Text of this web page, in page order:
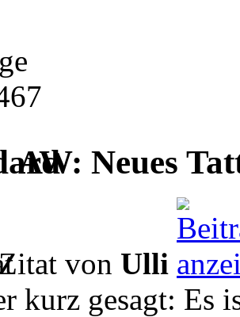
AW: Neues
von Ulli
kurz gesagt: Es